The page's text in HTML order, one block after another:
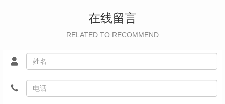
在线留言
RELATED TO RECOMMEND